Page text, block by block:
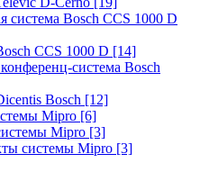
система Bosch CCS 1000 D
CCS 1000 D [14]
система Bosch
Bosch [12]
Mipro [6]
Mipro [3]
системы Mipro [3]